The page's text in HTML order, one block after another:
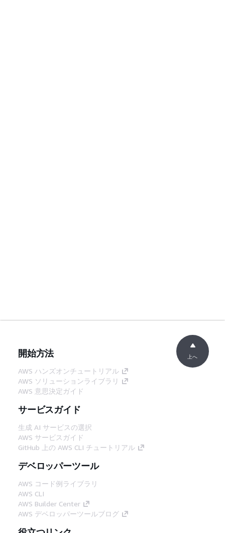
開始方法
AWS ハンズオンチュートリアル
AWS ソリューションライブラリ
AWS 意思決定ガイド
サービスガイド
生成 AI サービスの選択
AWS サービスガイド
GitHub 上の AWS CLI チュートリアル
デベロッパーツール
AWS コード例ライブラリ
AWS CLI
AWS Builder Center
AWS デベロッパーツールブログ
上へ